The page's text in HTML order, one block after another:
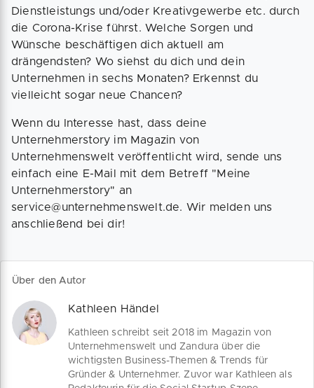
Dienstleistungs und/oder Kreativgewerbe etc. durch
die Corona-Krise führst. Welche Sorgen und
Wünsche beschäftigen dich aktuell am
drängendsten? Wo siehst du dich und dein
Unternehmen in sechs Monaten? Erkennst du
vielleicht sogar neue Chancen?
Wenn du Interesse hast, dass deine
Unternehmerstory im Magazin von
Unternehmenswelt veröffentlicht wird, sende uns
einfach eine E-Mail mit dem Betreff "Meine
Unternehmerstory" an
service@unternehmenswelt.de. Wir melden uns
anschließend bei dir!
Über den Autor
Kathleen Händel
Kathleen schreibt seit 2018 im Magazin von
Unternehmenswelt und Zandura über die
wichtigsten Business-Themen & Trends für
Gründer & Unternehmer. Zuvor war Kathleen als